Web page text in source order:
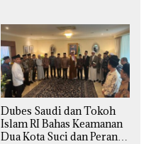
Dubes Saudi dan Tokoh
Islam RI Bahas Keamanan
Dua Kota Suci dan Peran